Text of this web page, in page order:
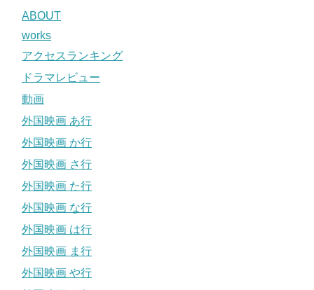
ABOUT
works
アクセスランキング
ドラマレビュー
動画
外国映画 あ行
外国映画 か行
外国映画 さ行
外国映画 た行
外国映画 な行
外国映画 は行
外国映画 ま行
外国映画 や行